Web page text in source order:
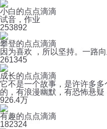
小白的点点滴滴
试音，作业
253892
攀登的点点滴滴
因为喜欢 ，所以坚持。一路向
261345
成长的点点滴滴
它不是一个故事，是许许多
的，有浪漫幽默，有恐怖悬
926.4万
有趣的点点滴滴
182324